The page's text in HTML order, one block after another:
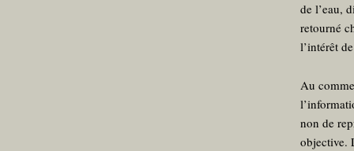
de l’eau,
retourné
l’intérêt
Au
non de
objective.